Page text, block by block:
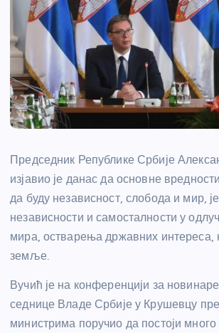
Председник Републике Србије
изјавио је данас да основне
да буду независност, слобода и мир,
независности и самосталности у
мира, остварења државних интереса,
земље.
Вучић је на конференцији за
седнице Владе Србије у Крушевцу
министрима поручио да постоји много